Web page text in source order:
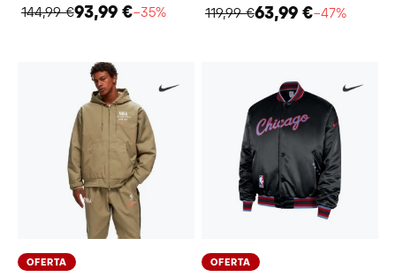
144,99 €93,99 €−35%
119,99 €63,99 €−47%
OFERTA OFERTA